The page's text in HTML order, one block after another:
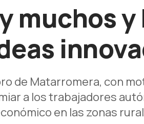
muchos
de Matarromera, con
a los trabajadores
en las zonas